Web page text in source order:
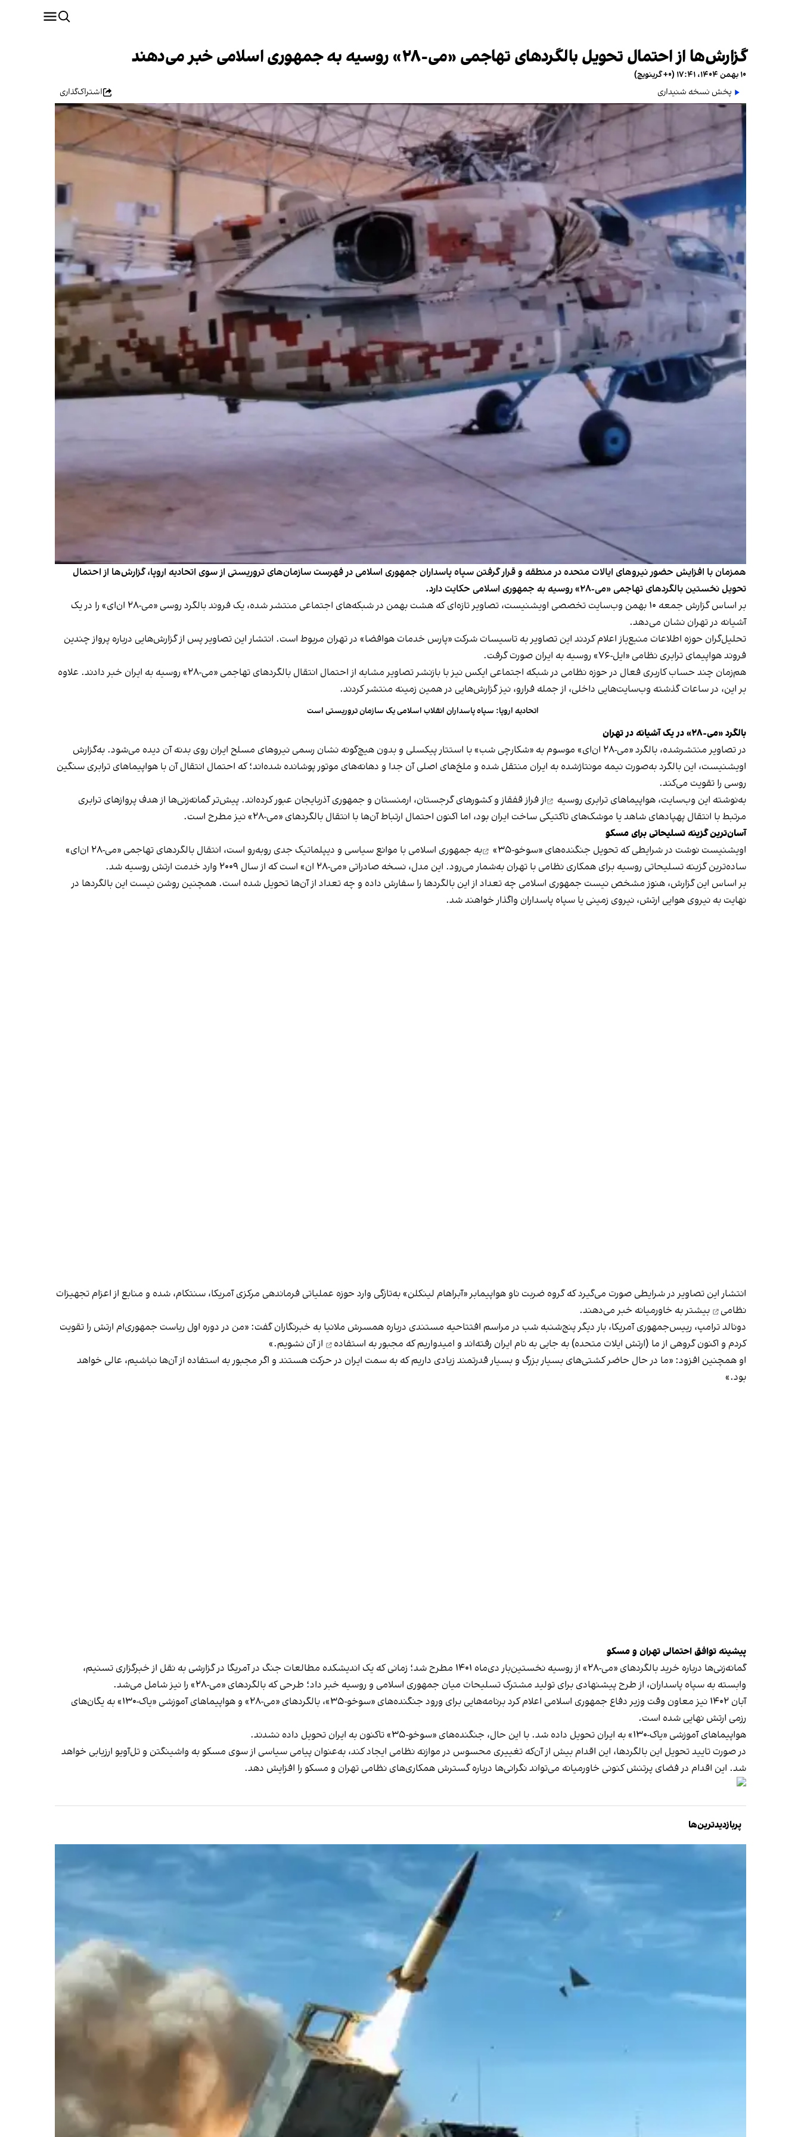
گزارش‌ها از احتمال تحویل بالگردهای تهاجمی «می-۲۸» روسیه به جمهوری اسلامی خبر می‌دهند
۱۰ بهمن ۱۴۰۴، ۱۷:۴۱ (‎+۰ گرینویچ)
پخش نسخه شنیداری
اشتراک‌گذاری
همزمان با افزایش حضور نیروهای ایالات متحده در منطقه و قرار گرفتن سپاه پاسداران جمهوری اسلامی در فهرست سازمان‌های تروریستی از سوی اتحادیه اروپا، گزارش‌ها از احتمال
تحویل نخستین بالگردهای تهاجمی «می-۲۸» روسیه به جمهوری اسلامی حکایت دارد.
بر اساس گزارش جمعه ۱۰ بهمن وب‌سایت تخصصی اویشنیست، تصاویر تازه‌ای که هشت بهمن در شبکه‌های اجتماعی منتشر شده، یک فروند بالگرد روسی «می-۲۸ ان‌ای» را در یک
آشیانه در تهران نشان می‌دهد.
تحلیل‌گران حوزه اطلاعات منبع‌باز اعلام کردند این تصاویر به تاسیسات شرکت «پارس خدمات هوافضا» در تهران مربوط است. انتشار این تصاویر پس از گزارش‌هایی درباره پرواز چندین
فروند هواپیمای ترابری نظامی «ایل-۷۶» روسیه به ایران صورت گرفت.
هم‌زمان چند حساب کاربری فعال در حوزه نظامی در شبکه اجتماعی ایکس نیز با بازنشر تصاویر مشابه از احتمال انتقال بالگردهای تهاجمی «می-۲۸» روسیه به ایران خبر دادند. علاوه
بر این، در ساعات گذشته وب‌سایت‌هایی داخلی، از جمله فرارو، نیز گزارش‌هایی در همین زمینه منتشر کردند.
اتحادیه اروپا: سپاه پاسداران انقلاب اسلامی یک سازمان‌ تروریستی است
بالگرد «می-۲۸» در یک آشیانه در تهران
در تصاویر منتشرشده، بالگرد «می-۲۸ ان‌ای» موسوم به «شکارچی شب» با استتار پیکسلی و بدون هیچ‌گونه نشان رسمی نیروهای مسلح ایران روی بدنه آن دیده می‌شود. به‌گزارش
اویشنیست، این بالگرد به‌صورت نیمه مونتاژشده به ایران منتقل شده و ملخ‌های اصلی آن جدا و دهانه‌های موتور پوشانده شده‌اند؛ که احتمال انتقال آن با هواپیماهای ترابری سنگین
روسی را تقویت می‌کند.
به‌نوشته این وب‌سایت، هواپیماهای ترابری روسیه
از فراز قفقاز و کشورهای گرجستان، ارمنستان و جمهوری آذربایجان عبور کرده‌اند. پیش‌تر گمانه‌زنی‌ها از هدف پروازهای ترابری
مرتبط با انتقال پهپادهای شاهد یا موشک‌های تاکتیکی ساخت ایران بود، اما اکنون احتمال ارتباط آن‌ها با انتقال بالگردهای «می-۲۸» نیز مطرح است.
آسان‌ترین گزینه تسلیحاتی برای مسکو
اویشنیست نوشت در شرایطی که تحویل جنگنده‌های «سوخو-۳۵»
به جمهوری اسلامی با موانع سیاسی و دیپلماتیک جدی روبه‌رو است، انتقال بالگردهای تهاجمی «می-۲۸ ان‌ای»
ساده‌ترین گزینه تسلیحاتی روسیه برای همکاری نظامی با تهران به‌شمار می‌رود. این مدل، نسخه صادراتی «می-۲۸ ان» است که از سال ۲۰۰۹ وارد خدمت ارتش روسیه شد.
بر اساس این گزارش، هنوز مشخص نیست جمهوری اسلامی چه تعداد از این بالگردها را سفارش داده و چه تعداد از آن‌ها تحویل شده است. همچنین روشن نیست این بالگردها در
نهایت به نیروی هوایی ارتش، نیروی زمینی یا سپاه پاسداران واگذار خواهند شد.
انتشار این تصاویر در شرایطی صورت می‌گیرد که گروه ضربت ناو هواپیمابر «آبراهام لینکلن» به‌تازگی وارد حوزه عملیاتی فرماندهی مرکزی آمریکا، سنتکام، شده و منابع ازاعزام تجهیزات
نظامی
بیشتر به خاورمیانه خبر می‌دهند.
دونالد ترامپ، رییس‌جمهوری آمریکا، بار دیگر پنج‌شنبه شب در مراسم افتتاحیه مستندی درباره همسرش ملانیا به خبرنگاران گفت: «من در دوره اول ریاست جمهوری‌ام ارتش را تقویت
کردم و اکنون گروهی از ما (ارتش ایلات متحده) به جایی به نام ایران رفته‌اند و امیدواریم که مجبور به استفاده
از آن نشویم.»
او همچنین افزود: «ما در حال حاضر کشتی‌های بسیار بزرگ و بسیار قدرتمند زیادی داریم که به سمت ایران در حرکت هستند و اگر مجبور به استفاده از آن‌ها نباشیم، عالی خواهد
بود.»
پیشینه توافق احتمالی تهران و مسکو
گمانه‌زنی‌ها درباره خرید بالگردهای «می-۲۸» از روسیه نخستین‌بار دی‌ماه ۱۴۰۱ مطرح شد؛ زمانی که یک اندیشکده مطالعات جنگ در آمریگا در گزارشی به نقل از خبرگزاری تسنیم،
وابسته به سپاه پاسداران، از طرح پیشنهادی برای تولید مشترک تسلیحات میان جمهوری اسلامی و روسیه خبر داد؛ طرحی که بالگردهای «می-۲۸» را نیز شامل می‌شد.
آبان ۱۴۰۲ نیز معاون وقت وزیر دفاع جمهوری اسلامی اعلام کرد برنامه‌هایی برای ورود جنگنده‌های «سوخو-۳۵»، بالگردهای «می-۲۸» و هواپیماهای آموزشی «یاک-۱۳۰» به یگان‌های
رزمی ارتش نهایی شده است.
هواپیماهای آموزشی «یاک-۱۳۰» به ایران تحویل داده شد. با این حال، جنگنده‌های «سوخو-۳۵» تاکنون به ایران تحویل داده نشدند.
در صورت تایید تحویل این بالگردها، این اقدام بیش از آن‌که تغییری محسوس در موازنه نظامی ایجاد کند، به‌عنوان پیامی سیاسی از سوی مسکو به واشینگتن و تل‌آویو ارزیابی خواهد
شد. این اقدام در فضای پرتنش کنونی خاورمیانه می‌تواند نگرانی‌ها درباره گسترش همکاری‌های نظامی تهران و مسکو را افزایش دهد.
پربازدیدترین‌ها